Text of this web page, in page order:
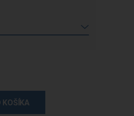
KOŠÍKA